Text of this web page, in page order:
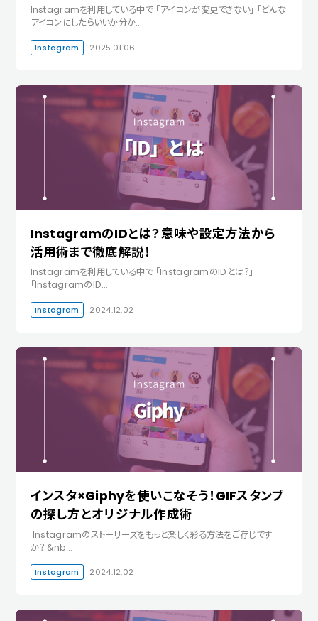
Instagramを利用している中で 「アイコンが変更できない」 「どんな
アイコンにしたらいいか分か…
Instagram 2025.01.06
InstagramのIDとは？意味や設定方法から
活用術まで徹底解説！
Instagramを利用している中で 「InstagramのIDとは？」
「InstagramのID…
Instagram 2024.12.02
インスタ×Giphyを使いこなそう！GIFスタンプ
の探し方とオリジナル作成術
Instagramのストーリーズをもっと楽しく彩る方法をご存じです
か？ &nb…
Instagram 2024.12.02